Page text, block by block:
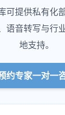
可提供私有化
语音转写与行
地支持。
约专家一对一